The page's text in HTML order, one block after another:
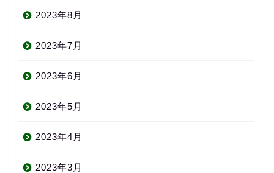
2023年8月
2023年7月
2023年6月
2023年5月
2023年4月
2023年3月